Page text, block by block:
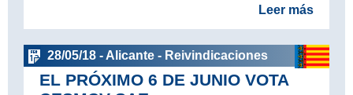
Leer más
28/05/18 - Alicante - Reivindicaciones
EL PRÓXIMO 6 DE JUNIO VOTA